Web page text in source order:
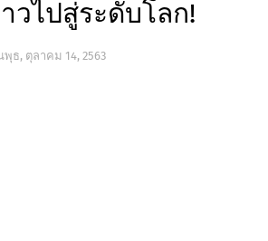
วไปสู่ระดับโลก!
พุธ, ตุลาคม 14, 2563